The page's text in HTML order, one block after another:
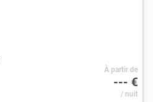
À partir de
--- €
/ nuit